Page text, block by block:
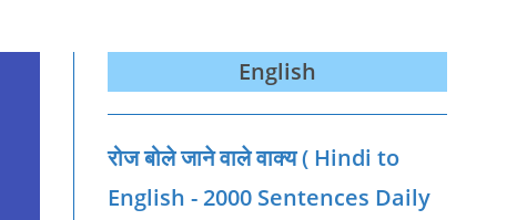
English
रोज बोले जाने वाले वाक्‍य ( Hindi to
English - 2000 Sentences Daily